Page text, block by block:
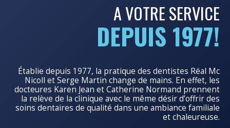
A VOTRE SERVICE
DEPUIS 1977!
Établie depuis 1977, la pratique des dentistes Réal Mc
Nicoll et Serge Martin change de mains. En effet, les
docteures Karen Jean et Catherine Normand prennent
la relève de la clinique avec le même désir d’offrir des
soins dentaires de qualité dans une ambiance familiale
et chaleureuse.